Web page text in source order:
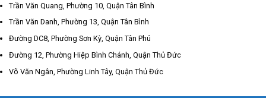
Trần Văn Quang, Phường 10, Quận Tân Bình
Trần Văn Danh, Phường 13, Quận Tân Bình
Đường DC8, Phường Sơn Kỳ, Quận Tân Phú
Đường 12, Phường Hiệp Bình Chánh, Quận Thủ Đức
Võ Văn Ngân, Phường Linh Tây, Quận Thủ Đức